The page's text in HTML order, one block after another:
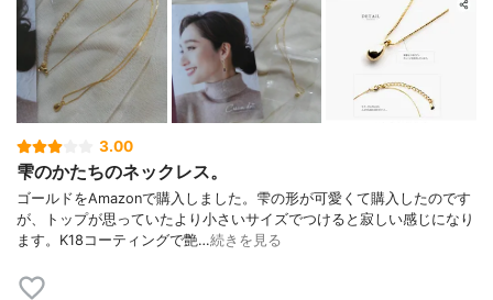
3.00
雫のかたちのネックレス。
ゴールドをAmazonで購入しました。雫の形が可愛くて購入したのです
が、トップが思っていたより小さいサイズでつけると寂しい感じになり
ます。K18コーティングで艶…続きを見る